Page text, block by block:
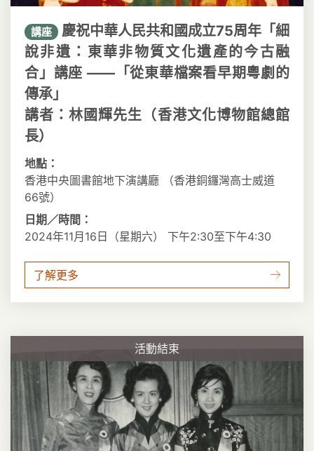
講座
慶祝中華人民共和國成立75周年「細
說非遺：東華非物質文化遺產的今古融
合」講座 ——「從東華檔案看早期粵劇的
傳承」
講者：林國輝先生（香港文化博物館總館
長）
地點：
香港中央圖書館地下演講廳 （香港銅鑼灣高士威道
66號）
日期／時間：
2024年11月16日（星期六） 下午2:30至下午4:30
了解更多
活動結束